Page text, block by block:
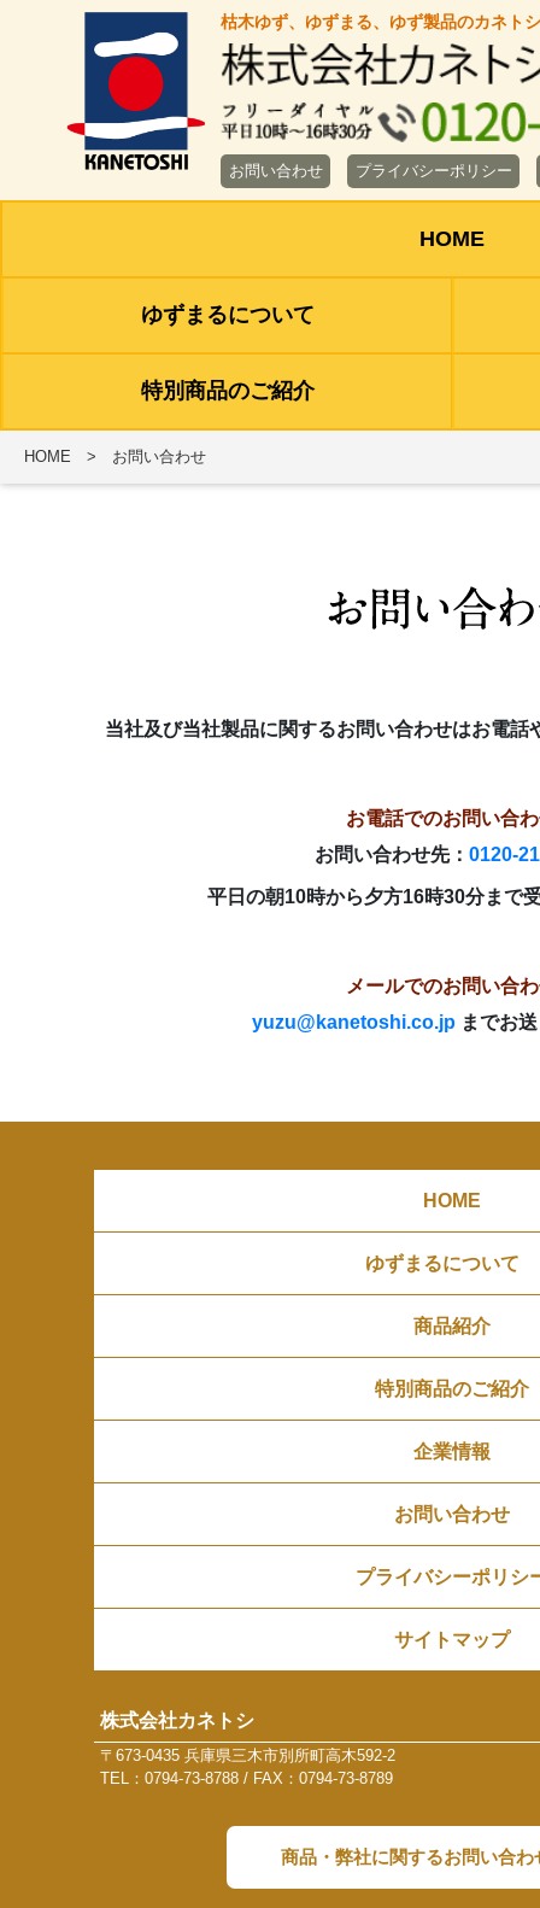
枯木ゆず、ゆずまる、ゆず製品のカネトシ
お問い合わせ プライバシーポリシー
HOME
ゆずまるについて
特別商品のご紹介
HOME お問い合わせ
当社及び当社製品に関するお問い合わせはお電話
お電話でのお問い合
お問い合わせ先： 0120-
平日の朝10時から夕方16時30分まで
メールでのお問い合
yuzu@kanetoshi.co.jpまでお送
HOME
ゆずまるについて
商品紹介
特別商品のご紹介
企業情報
お問い合わせ
プライバシーポリシ
サイトマップ
株式会社カネトシ
〒673-0435 兵庫県三木市別所町高木592-2
TEL：0794-73-8788 / FAX：0794-73-8789
商品・弊社に関するお問い合わ